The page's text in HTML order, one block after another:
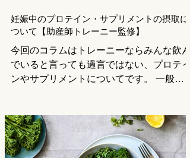
妊娠中のプロテイン・サプリメントの摂取に
ついて【助産師トレーニー監修】
今回のコラムはトレーニーならみんな飲ん
でいると言っても過言ではない、プロテイ
ンやサプリメントについてです。 一般的
約1g、筋トレなどを習慣としている人で
はその２倍になるとも言われています。...